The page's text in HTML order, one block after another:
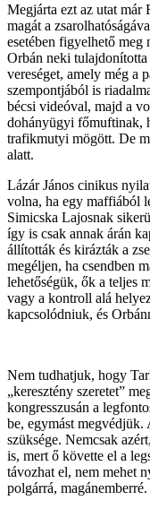
Megjárta ezt az utat már
magát a
esetében figyelhető meg
Orbán neki
vereséget, amely még a
szempontjából is
bécsi videóval, majd a
dohányügyi főmuftinak,
trafikmutyi mögött. De
alatt.
Lázár János cinikus
volna, ha egy maffiából
Simicska Lajosnak
így is csak annak árán
állították és kirázták a
megéljen, ha csendben
lehetőségük, ők a teljes
vagy a kontroll alá
kapcsolódniuk, és
Nem tudhatjuk, hogy
„keresztény szeretet”
kongresszusán a
be, egymást
szüksége. Nemcsak
is, mert ő követte el a
távozhat el, nem mehet
polgárrá,